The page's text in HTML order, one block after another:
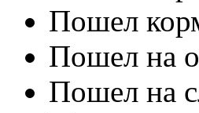
Пошел
Пошел на
Пошел на